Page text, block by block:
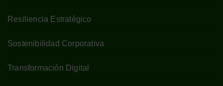
Resiliencia Estratégico
Sostenibilidad Corporativa
Transformación Digital